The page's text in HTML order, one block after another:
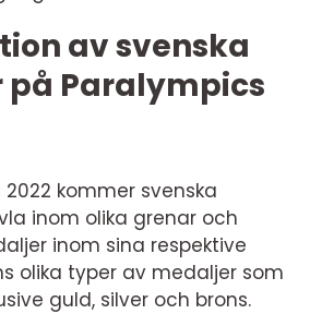
av svenska
Paralympics
kommer svenska
inom olika grenar och
inom sina respektive
olika typer av medaljer som
guld, silver och brons.